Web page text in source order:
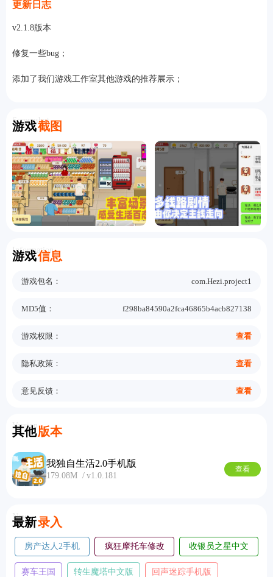
更新日志
v2.1.8版本
修复一些bug；
添加了我们游戏工作室其他游戏的推荐展示；
游戏截图
Screenshot
游戏信息
Information
游戏包名： com.Hezi.project1
MD5值： f298ba84590a2fca46865b4acb827138
游戏权限： 查看
隐私政策： 查看
意见反馈： 查看
其他版本
Version
我独自生活2.0手机版
179.08M v1.0.181
查看
最新录入
New
房产达人2手机
版
疯狂摩托车修改
版
收银员之星中文
版
赛车王国
转生魔塔中文版 回声迷踪手机版